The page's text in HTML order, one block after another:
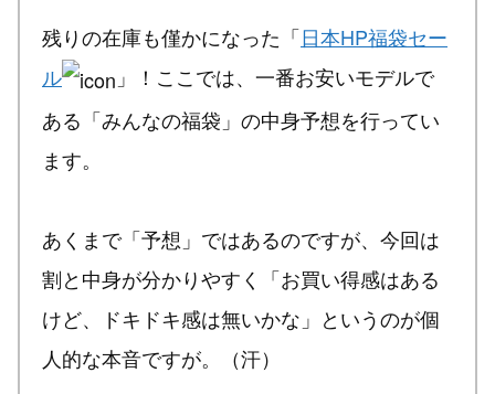
残りの在庫も僅かになった「日本HP福袋セー
ル
」！ここでは、一番お安いモデルで
ある「みんなの福袋」の中身予想を行ってい
ます。
あくまで「予想」ではあるのですが、今回は
割と中身が分かりやすく「お買い得感はある
けど、ドキドキ感は無いかな」というのが個
人的な本音ですが。（汗）